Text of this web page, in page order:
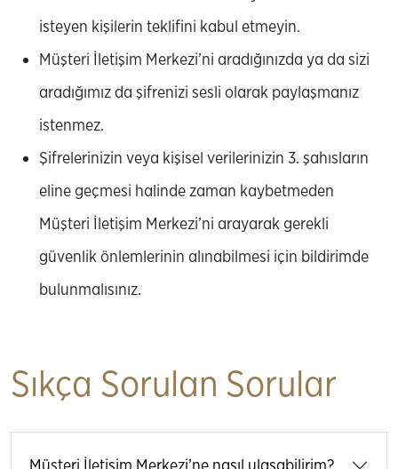
isteyen kişilerin teklifini kabul etmeyin.
Müşteri İletişim Merkezi’ni aradığınızda ya da sizi
aradığımız da şifrenizi sesli olarak paylaşmanız
istenmez.
Şifrelerinizin veya kişisel verilerinizin 3. şahısların
eline geçmesi halinde zaman kaybetmeden
Müşteri İletişim Merkezi’ni arayarak gerekli
güvenlik önlemlerinin alınabilmesi için bildirimde
bulunmalısınız.
Sıkça Sorulan Sorular